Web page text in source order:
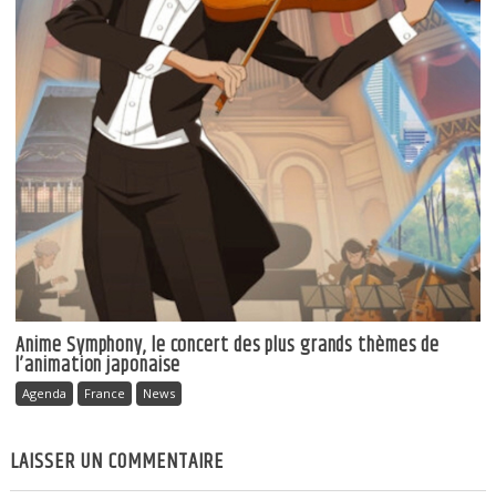
Anime Symphony, le concert des plus grands thèmes de
l’animation japonaise
Agenda France News
LAISSER UN COMMENTAIRE